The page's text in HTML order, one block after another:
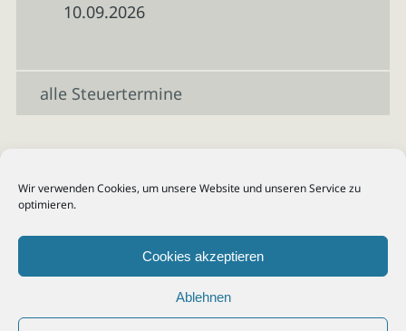
Wir verwenden Cookies, um unsere Website und unseren Service zu
optimieren.
Cookies akzeptieren
Ablehnen
10.09.2026
alle Steuertermine